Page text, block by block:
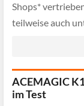
Shops*
teilweise auch
ACEMAGIC
im Test